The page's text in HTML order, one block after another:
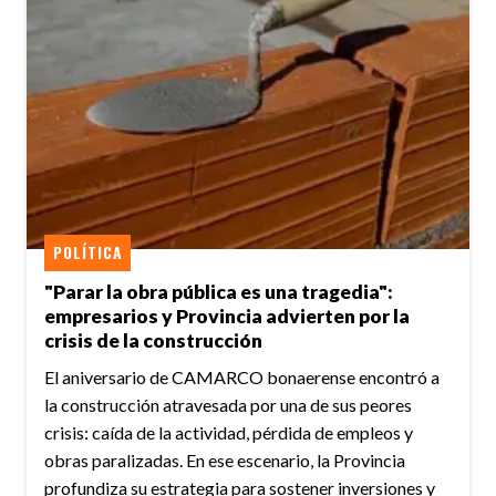
"Parar la obra pública es una tragedia":
empresarios y Provincia advierten por la
crisis de la construcción
POLÍTICA
El aniversario de CAMARCO bonaerense encontró a
la construcción atravesada por una de sus peores
crisis: caída de la actividad, pérdida de empleos y
obras paralizadas. En ese escenario, la Provincia
profundiza su estrategia para sostener inversiones y